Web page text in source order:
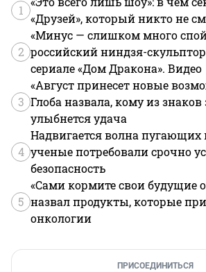
1
«Друзей», который никто не
2
«Минус — слишком много
российский ниндзя-
сериале «Дом Дракона». Видео
3
«Август принесет новые
Глоба назвала, кому из знаков
улыбнется удача
4
Надвигается волна пугающих
ученые потребовали срочно
безопасность
5
«Сами кормите свои будущие
назвал продукты, которые
онкологии
ПРИСОЕДИНИТЬСЯ